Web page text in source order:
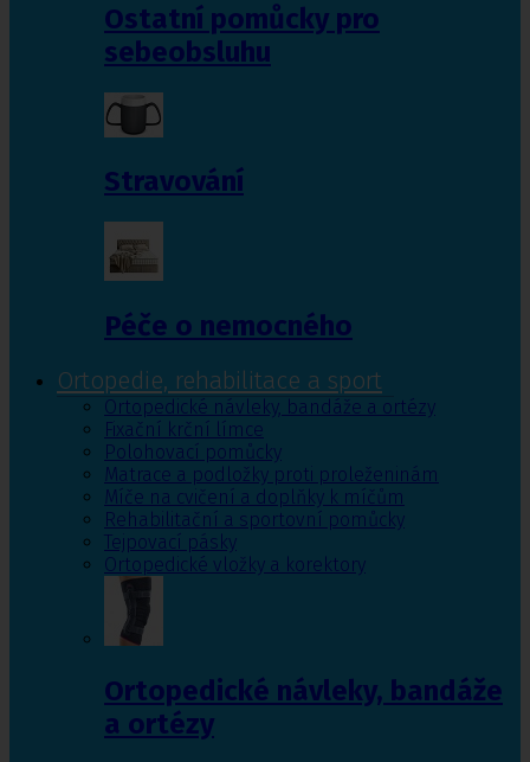
Ostatní pomůcky pro
sebeobsluhu
Stravování
Péče o nemocného
Ortopedie, rehabilitace a sport
Ortopedické návleky, bandáže a ortézy
Fixační krční límce
Polohovací pomůcky
Matrace a podložky proti proleženinám
Míče na cvičení a doplňky k míčům
Rehabilitační a sportovní pomůcky
Tejpovací pásky
Ortopedické vložky a korektory
Ortopedické návleky, bandáže
a ortézy